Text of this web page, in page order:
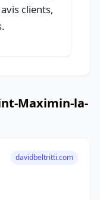
clients,
Maximin-la-
davidbeltritti.com